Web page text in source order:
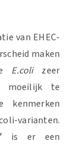
van EHEC-
maken
E.colizeer
moeilijk te
kenmerken
varianten.
is er een